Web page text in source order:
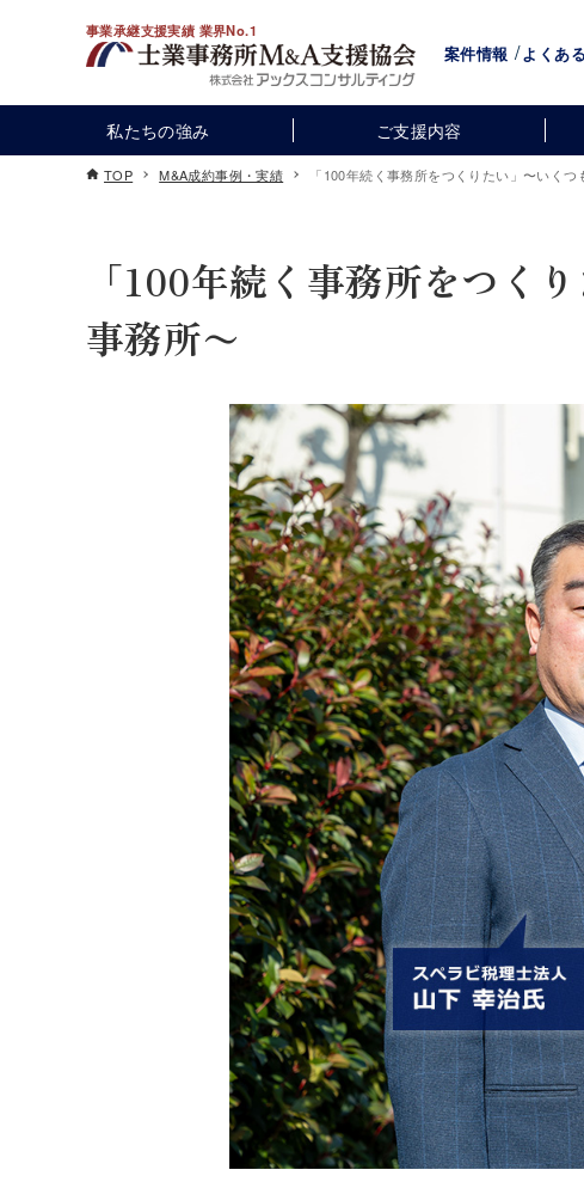
事業承継支援実績 業界No.1
案件情報 よくあ
私たちの強み ご支援内容
TOP M&A成約事例・実績 「100年続く事務所をつくりたい」〜いく
「100年続く事務所をつく
事務所〜